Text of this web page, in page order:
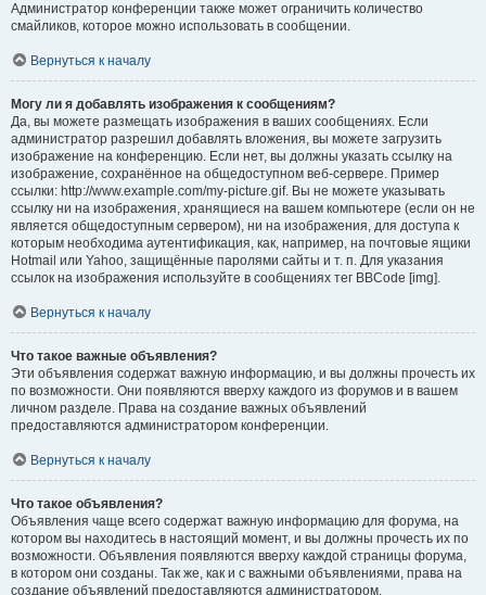
Администратор конференции также может ограничить количество
смайликов, которое можно использовать в сообщении.
Вернуться к началу
Могу ли я добавлять изображения к сообщениям?
Да, вы можете размещать изображения в ваших сообщениях. Если
администратор разрешил добавлять вложения, вы можете загрузить
изображение на конференцию. Если нет, вы должны указать ссылку на
изображение, сохранённое на общедоступном веб-сервере. Пример
ссылки: http://www.example.com/my-picture.gif. Вы не можете указывать
ссылку ни на изображения, хранящиеся на вашем компьютере (если он не
является общедоступным сервером), ни на изображения, для доступа к
которым необходима аутентификация, как, например, на почтовые ящики
Hotmail или Yahoo, защищённые паролями сайты и т. п. Для указания
ссылок на изображения используйте в сообщениях тег BBCode [img].
Вернуться к началу
Что такое важные объявления?
Эти объявления содержат важную информацию, и вы должны прочесть их
по возможности. Они появляются вверху каждого из форумов и в вашем
личном разделе. Права на создание важных объявлений
предоставляются администратором конференции.
Вернуться к началу
Что такое объявления?
Объявления чаще всего содержат важную информацию для форума, на
котором вы находитесь в настоящий момент, и вы должны прочесть их по
возможности. Объявления появляются вверху каждой страницы форума,
в котором они созданы. Так же, как и с важными объявлениями, права на
создание объявлений предоставляются администратором.